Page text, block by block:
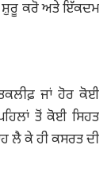
ਸ਼ੁਰੂ ਕਰੋ ਅਤੇ ਇੱਕਦਮ
ਜਾਂ ਹੋਰ ਕੋਈ
ਤੋਂ ਕੋਈ ਸਿਹਤ
ਲੈ ਕੇ ਹੀ ਕਸਰਤ ਦੀ